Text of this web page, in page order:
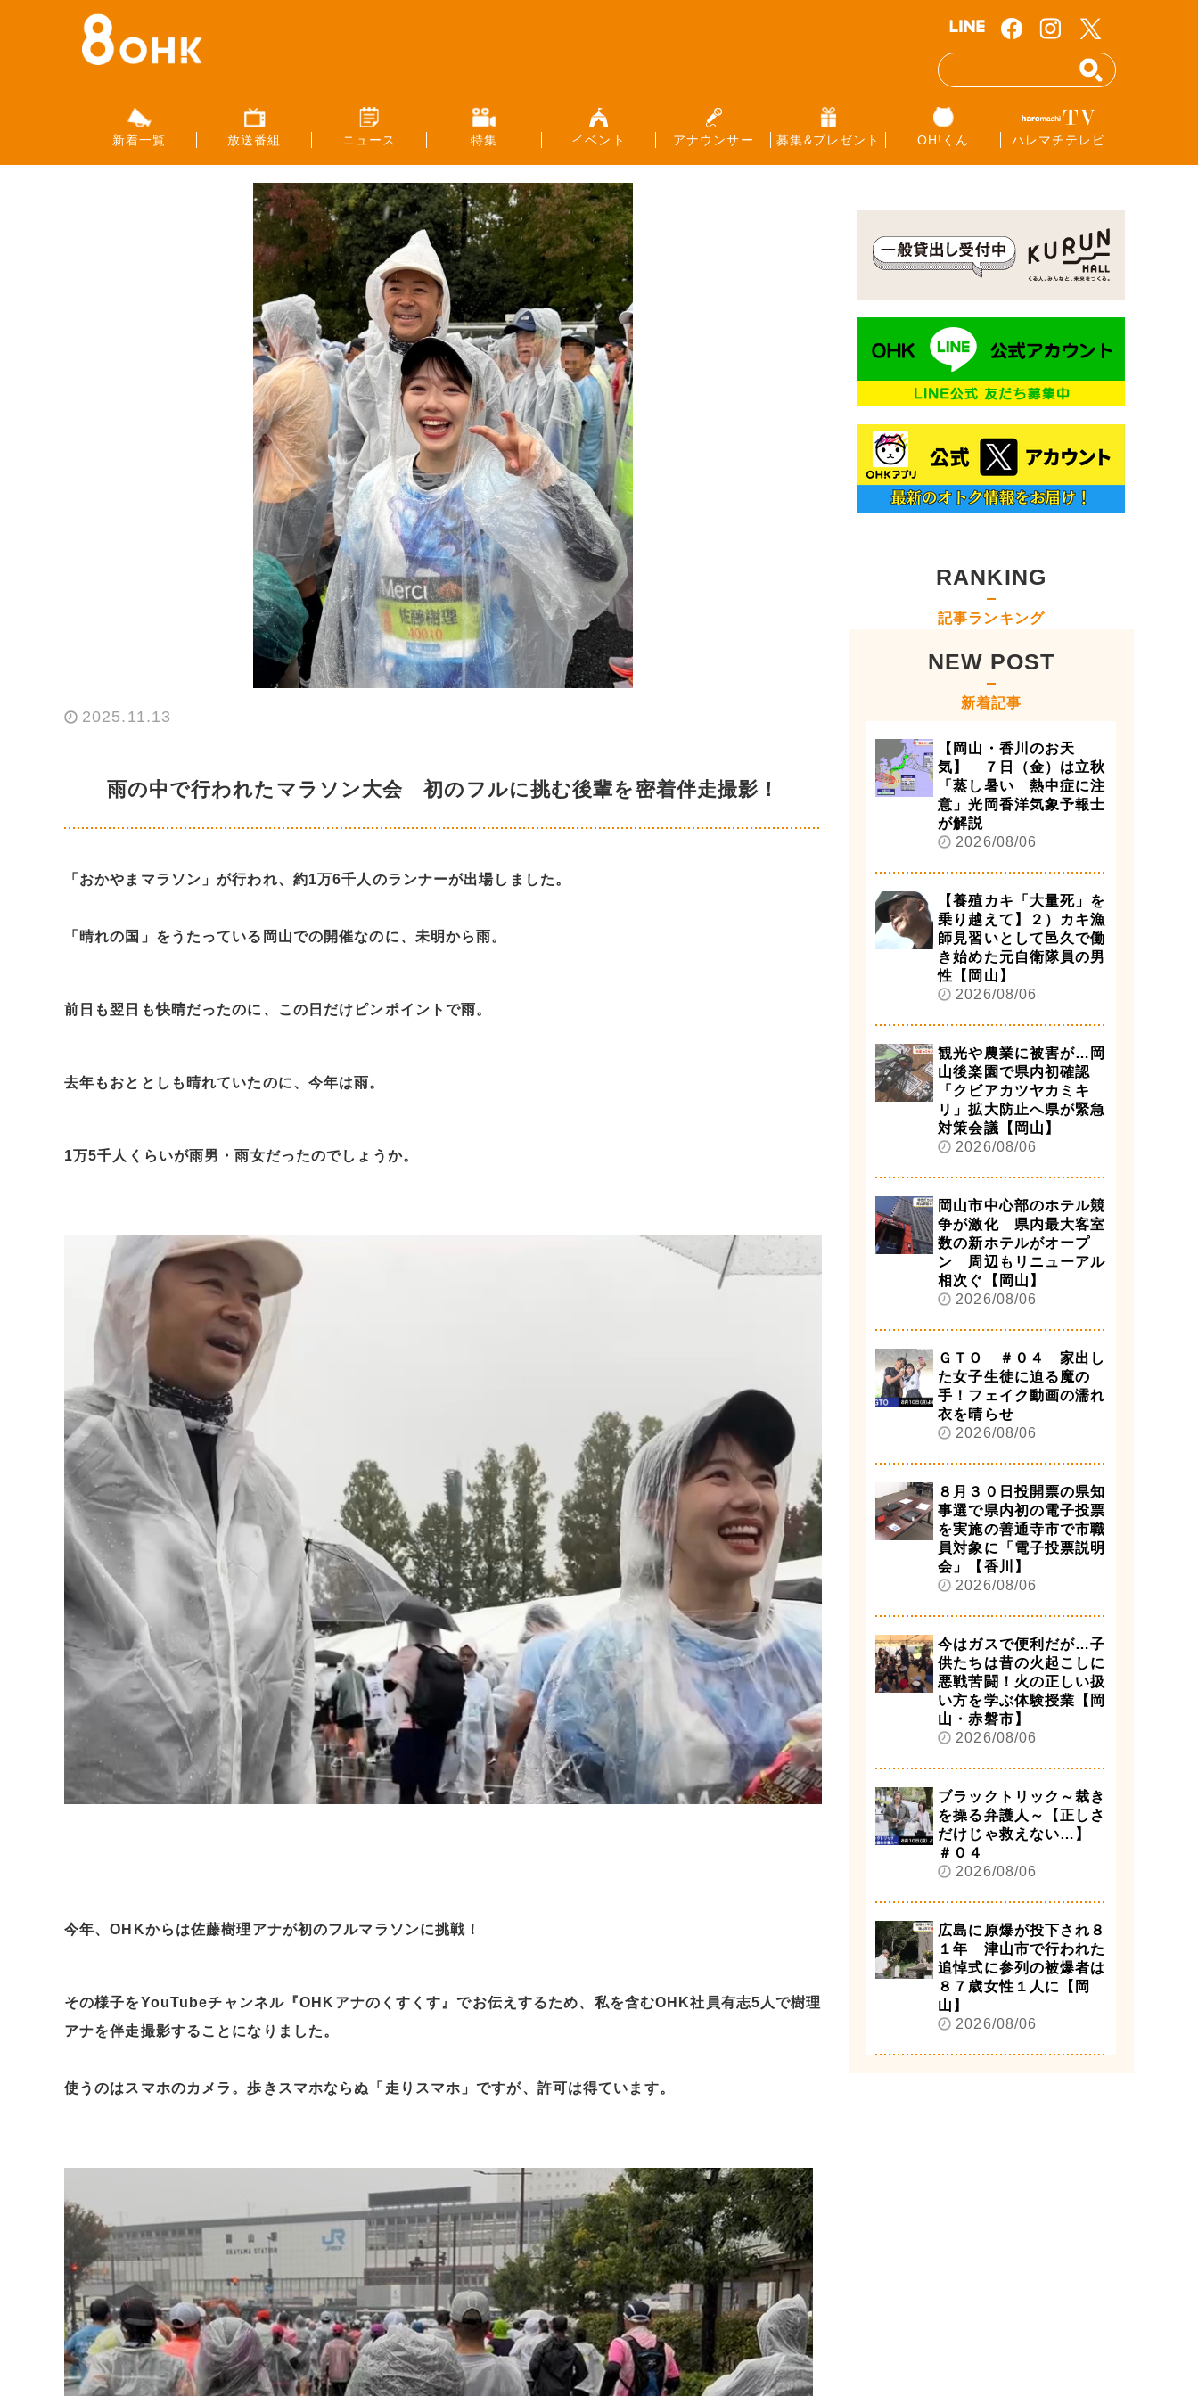
新着一覧 放送番組 ニュース 特集 イベント アナウンサー 募集&プレゼント OH!くん ハレマチテレビ
2025.11.13
雨の中で行われたマラソン大会 初のフルに挑む後輩を密着伴走撮影！
「おかやまマラソン」が行われ、約1万6千人のランナーが出場しました。
「晴れの国」をうたっている岡山での開催なのに、未明から雨。
前日も翌日も快晴だったのに、この日だけピンポイントで雨。
去年もおととしも晴れていたのに、今年は雨。
1万5千人くらいが雨男・雨女だったのでしょうか。
今年、OHKからは佐藤樹理アナが初のフルマラソンに挑戦！
その様子をYouTubeチャンネル『OHKアナのくすくす』でお伝えするため、私を含むOHK社員有志5人で樹理
アナを伴走撮影することになりました。
使うのはスマホのカメラ。歩きスマホならぬ「走りスマホ」ですが、許可は得ています。
RANKING
記事ランキング
NEW POST
新着記事
【岡山・香川のお天
気】 ７日（金）は立秋
「蒸し暑い 熱中症に注
意」光岡香洋気象予報士
が解説
2026/08/06
【養殖カキ「大量死」を
乗り越えて】２）カキ漁
師見習いとして邑久で働
き始めた元自衛隊員の男
性【岡山】
2026/08/06
観光や農業に被害が…岡
山後楽園で県内初確認
「クビアカツヤカミキ
リ」拡大防止へ県が緊急
対策会議【岡山】
2026/08/06
岡山市中心部のホテル競
争が激化 県内最大客室
数の新ホテルがオープ
ン 周辺もリニューアル
相次ぐ【岡山】
2026/08/06
ＧＴＯ ＃０４ 家出し
た女子生徒に迫る魔の
手！フェイク動画の濡れ
衣を晴らせ
2026/08/06
８月３０日投開票の県知
事選で県内初の電子投票
を実施の善通寺市で市職
員対象に「電子投票説明
会」【香川】
2026/08/06
今はガスで便利だが…子
供たちは昔の火起こしに
悪戦苦闘！火の正しい扱
い方を学ぶ体験授業【岡
山・赤磐市】
2026/08/06
ブラックトリック～裁き
を操る弁護人～【正しさ
だけじゃ救えない…】
＃０４
2026/08/06
広島に原爆が投下され８
１年 津山市で行われた
追悼式に参列の被爆者は
８７歳女性１人に【岡
山】
2026/08/06